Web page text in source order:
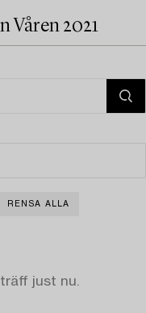
Våren 2021
RENSA ALLA
just nu.